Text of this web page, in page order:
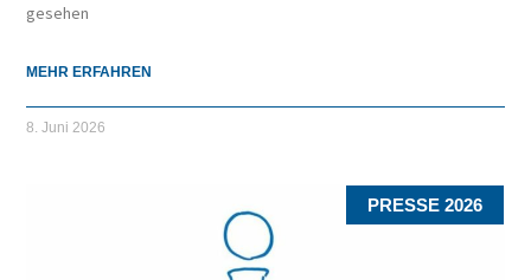
gesehen
MEHR ERFAHREN
8. Juni 2026
PRESSE 2026